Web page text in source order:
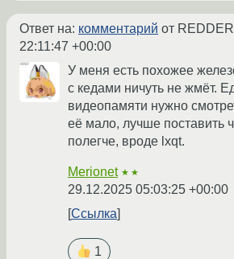
Ответ на: комментарий от
22:11:47 +00:00
У меня есть похожее
с кедами ничуть не жмёт.
видеопамяти нужно
её мало, лучше поставить
полегче, вроде lxqt.
Merionet ★★
29.12.2025 05:03:25 +00:00
Ссылка
1